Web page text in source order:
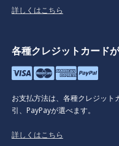
詳しくはこちら
各種クレジットカード
お支払方法は、各種クレジッ
引、PayPayが選べます。
詳しくはこちら